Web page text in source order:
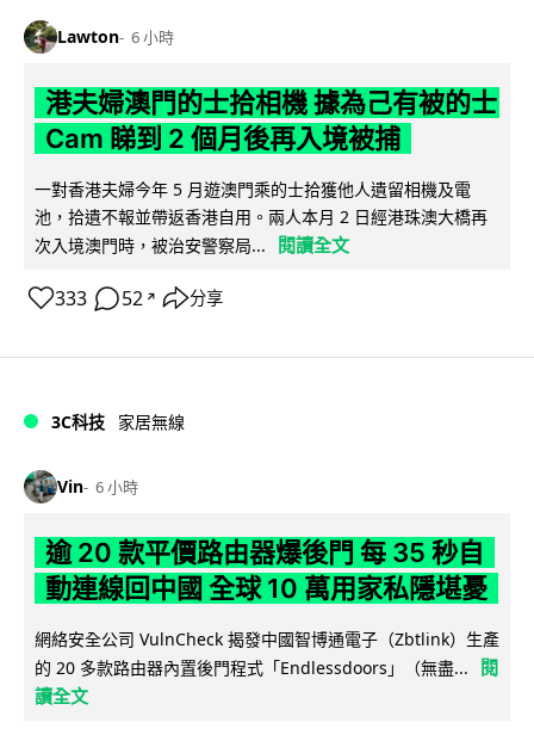
Lawton 6 小時
港夫婦澳門的士拾相機 據為己有被的士
Cam 睇到 2 個月後再入境被捕
一對香港夫婦今年 5 月遊澳門乘的士拾獲他人遺留相機及電
池，拾遺不報並帶返香港自用。兩人本月 2 日經港珠澳大橋再
次入境澳門時，被治安警察局...
閱讀全文
333 52 ↗ 分享
3C科技 家居無線
Vin 6 小時
逾 20 款平價路由器爆後門 每 35 秒自
動連線回中國 全球 10 萬用家私隱堪憂
網絡安全公司 VulnCheck 揭發中國智博通電子（Zbtlink）生產
的 20 多款路由器內置後門程式「Endlessdoors」（無盡...
閱
讀全文